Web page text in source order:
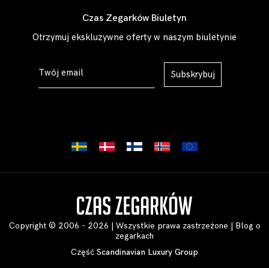
Czas Zegarków Biuletyn
Otrzymuj ekskluzywne oferty w naszym biuletynie
Subskrybuj
Copyright © 2006 - 2026 | Wszystkie prawa zastrzeżone | Blog o
zegarkach
Część Scandinavian Luxury Group